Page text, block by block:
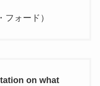
フォード）
on what